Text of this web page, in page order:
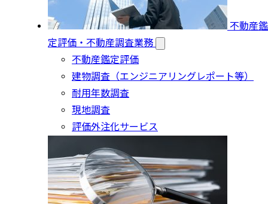
不動産鑑
定評価・不動産調査業務
不動産鑑定評価
建物調査（エンジニアリングレポート等）
耐用年数調査
現地調査
評価外注化サービス